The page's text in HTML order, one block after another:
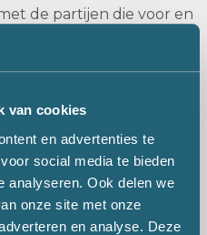
van cookies
en advertenties te
social media te bieden
analyseren. Ook delen we
onze site met onze
en analyse. Deze
de partijen die voor en
tot een mooi en
combinatie.”